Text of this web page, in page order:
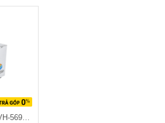
Tủ Đông Sanaky 560 lit VH-5699HY